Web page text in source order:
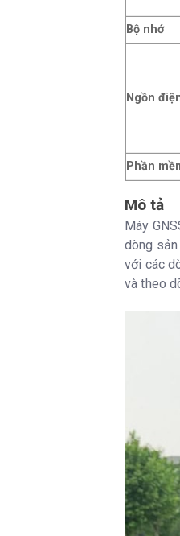
Bộ nhớ
Ngồn
Phần
Mô tả
Máy
dòng
với các
và theo